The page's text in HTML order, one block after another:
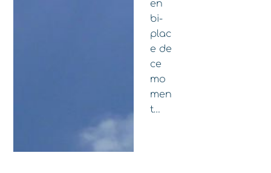
en
bi-
plac
e de
ce
mo
men
t…